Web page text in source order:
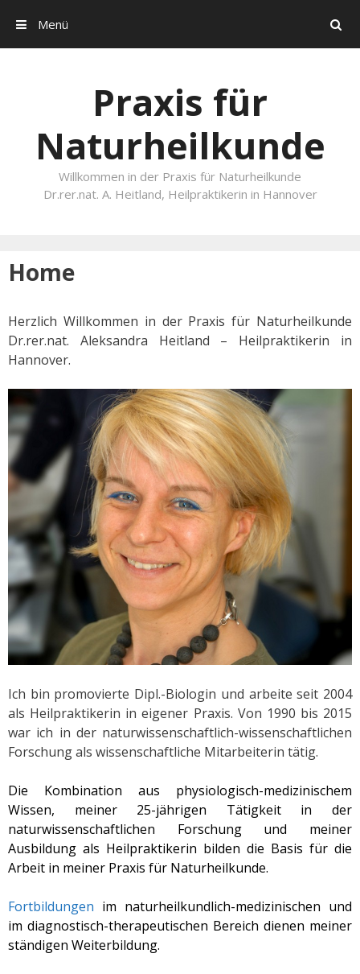
Search
Menü
Praxis für
Naturheilkunde
Willkommen in der Praxis für Naturheilkunde
Dr.rer.nat. A. Heitland, Heilpraktikerin in Hannover
Home
Herzlich Willkommen in der Praxis für Naturheilkunde
Dr.rer.nat. Aleksandra Heitland – Heilpraktikerin in
Hannover.
Ich bin promovierte Dipl.-Biologin und arbeite seit 2004
als Heilpraktikerin in eigener Praxis. Von 1990 bis 2015
war ich in der naturwissenschaftlich-wissenschaftlichen
Forschung als wissenschaftliche Mitarbeiterin tätig.
Die Kombination aus physiologisch-medizinischem
Wissen, meiner 25-jährigen Tätigkeit in der
naturwissenschaftlichen Forschung und meiner
Ausbildung als Heilpraktikerin bilden die Basis für die
Arbeit in meiner Praxis für Naturheilkunde.
Fortbildungen im naturheilkundlich-medizinischen und
im diagnostisch-therapeutischen Bereich dienen meiner
ständigen Weiterbildung.